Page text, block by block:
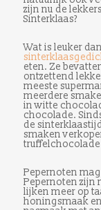
zijn nu de
Sinterklaas?
Wat is leuker
eten. Ze
ontzettend
meeste
meerdere
in witte
chocolade.
de
smaken
Pepernoten
Pepernoten zijn
lijken meer op
honingsmaak